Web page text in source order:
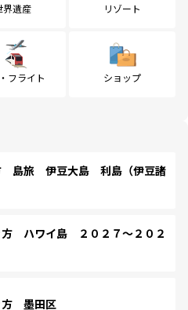
界遺産 リゾート
フライト ショップ
島旅 伊豆大島 利島（伊豆諸
ハワイ島 ２０２７～２０２
方 墨田区